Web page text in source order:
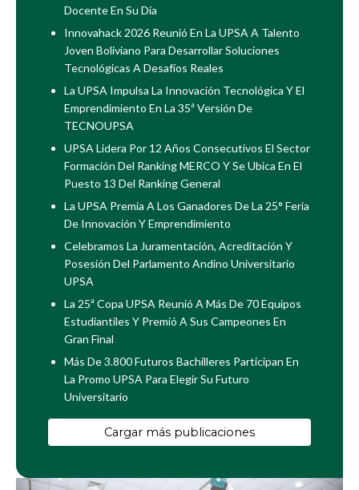
Docente En Su Día
Innovahack 2026 Reunió En La UPSA A Talento
Joven Boliviano Para Desarrollar Soluciones
Tecnológicas A Desafíos Reales
La UPSA Impulsa La Innovación Tecnológica Y El
Emprendimiento En La 35ª Versión De
TECNOUPSA
UPSA Lidera Por 12 Años Consecutivos El Sector
Formación Del Ranking MERCO Y Se Ubica En El
Puesto 13 Del Ranking General
La UPSA Premia A Los Ganadores De La 25° Feria
De Innovación Y Emprendimiento
Celebramos La Juramentación, Acreditación Y
Posesión Del Parlamento Andino Universitario
UPSA
La 25ª Copa UPSA Reunió A Más De 70 Equipos
Estudiantiles Y Premió A Sus Campeones En
Gran Final
Más De 3.800 Futuros Bachilleres Participan En
La Promo UPSA Para Elegir Su Futuro
Universitario
Cargar más publicaciones